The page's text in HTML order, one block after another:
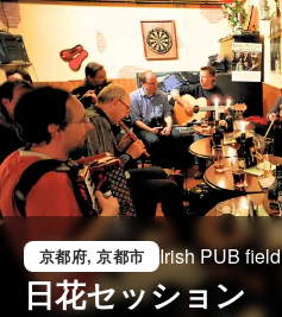
京都府, 京都市 Irish PUB field
日花セッション